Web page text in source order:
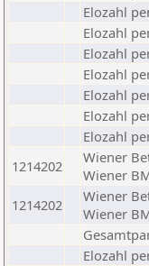
Elozahl
Elozahl
Elozahl
Elozahl
Elozahl
Elozahl
Elozahl
1214202
Wiener
Wiener
1214202
Wiener
Wiener
Elozahl